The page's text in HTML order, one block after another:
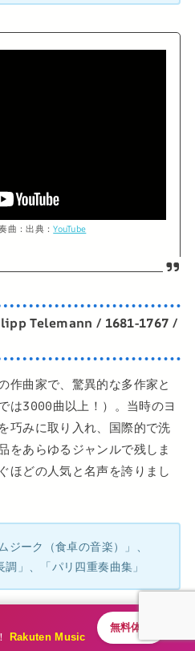
曲：出典：YouTube
Telemann / 1681-1767 /
作曲家で、驚異的な多作家と
は3000曲以上！）。当時のヨ
巧みに取り入れ、国際的で洗
をあらゆるジャンルで残しま
ほどの人気と名声を誇りまし
ジーク（食卓の音楽）」、
調」、「パリ四重奏曲集」
Rakuten Music
無料体験